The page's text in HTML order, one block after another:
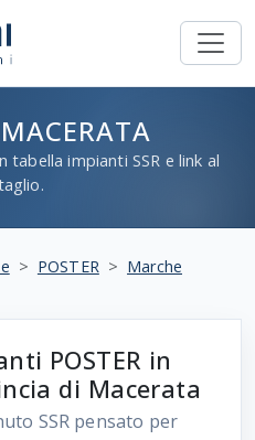
tabella impianti SSR e link al
POSTER
Marche
POSTER in
di Macerata
SSR pensato per